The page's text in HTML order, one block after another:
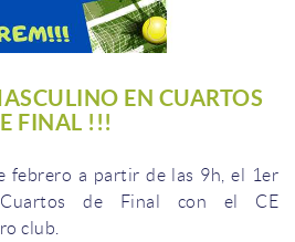
EN CUARTOS
FINAL !!!
febrero a partir de las 9h , el 1er
Cuartos de Final con el
CE
club.